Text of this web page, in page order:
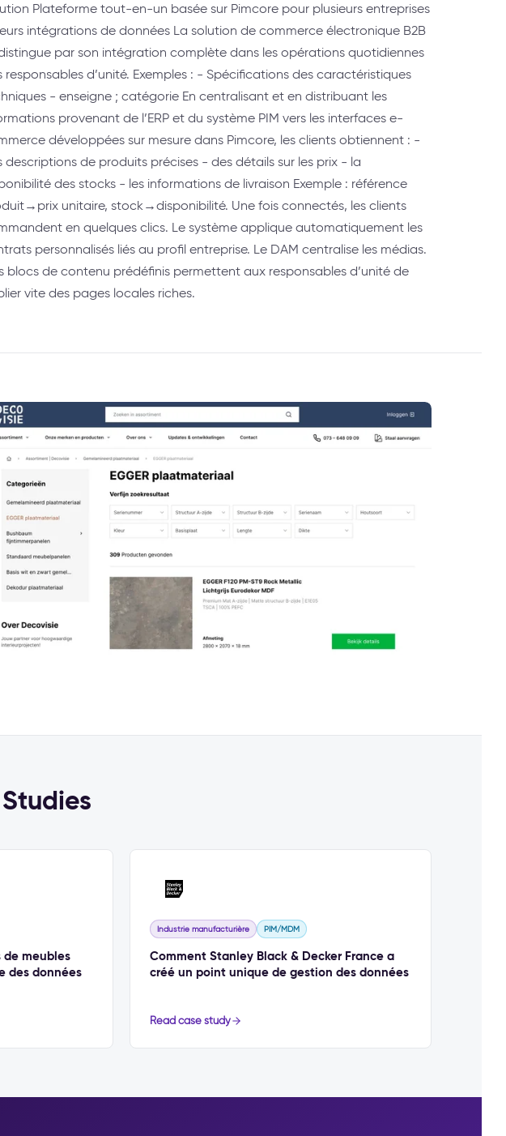
Plateforme tout-en-un basée sur Pimcore pour plusieurs entreprises
intégrations de données La solution de commerce électronique B2B
par son intégration complète dans les opérations quotidiennes
responsables d’unité. Exemples : - Spécifications des caractéristiques
- enseigne ; catégorie En centralisant et en distribuant les
provenant de l’ERP et du système PIM vers les interfaces e-
développées sur mesure dans Pimcore, les clients obtiennent : -
descriptions de produits précises - des détails sur les prix - la
des stocks - les informations de livraison Exemple : référence
unitaire, stock→disponibilité. Une fois connectés, les clients
en quelques clics. Le système applique automatiquement les
personnalisés liés au profil entreprise. Le DAM centralise les médias.
blocs de contenu prédéfinis permettent aux responsables d’unité de
vite des pages locales riches.
meubles
des données
Industrie manufacturière PIM/MDM
Comment Stanley Black & Decker France a
créé un point unique de gestion des données
Read case study